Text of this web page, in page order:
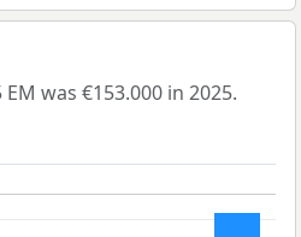
was €153.000 in 2025.